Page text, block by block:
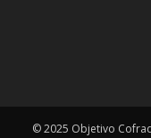
© 2025 Objetivo